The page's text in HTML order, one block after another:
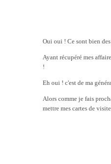
Oui oui ! Ce sont bien
Ayant récupéré mes
!
Eh oui ! c'est de ma
Alors comme je fais
mettre mes cartes de